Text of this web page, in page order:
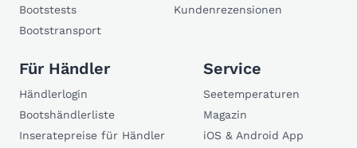
Bootstests
Bootstransport
Kundenrezensionen
Für Händler
Händlerlogin
Bootshändlerliste
Inseratepreise für Händler
Service
Seetemperaturen
Magazin
iOS & Android App